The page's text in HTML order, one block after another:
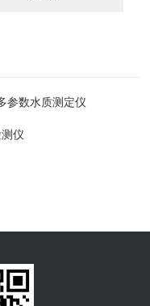
参数水质测定仪
仪